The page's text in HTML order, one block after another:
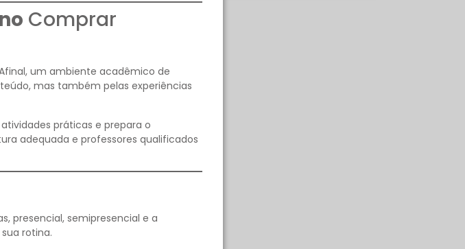
Comprar
um ambiente acadêmico de
mas também pelas experiências
práticas e prepara o
adequada e professores qualificados
presencial, semipresencial e a
rotina.